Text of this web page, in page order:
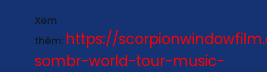
Xem
thêm: https://
sombr-world-tour-music-